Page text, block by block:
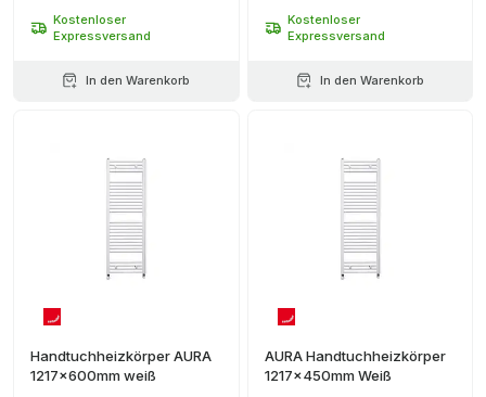
Kostenloser
Expressversand
In den Warenkorb
Kostenloser
Expressversand
In den Warenkorb
Handtuchheizkörper AURA
1217x600mm weiß
AURA Handtuchheizkörper
1217x450mm Weiß